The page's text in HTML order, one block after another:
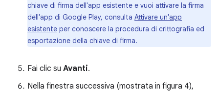
chiave di firma dell'app esistente e vuoi attivare la firma
dell'app di Google Play, consulta Attivare un'app
esistente per conoscere la procedura di crittografia ed
esportazione della chiave di firma.
Fai clic su Avanti.
Nella finestra successiva (mostrata in figura 4),